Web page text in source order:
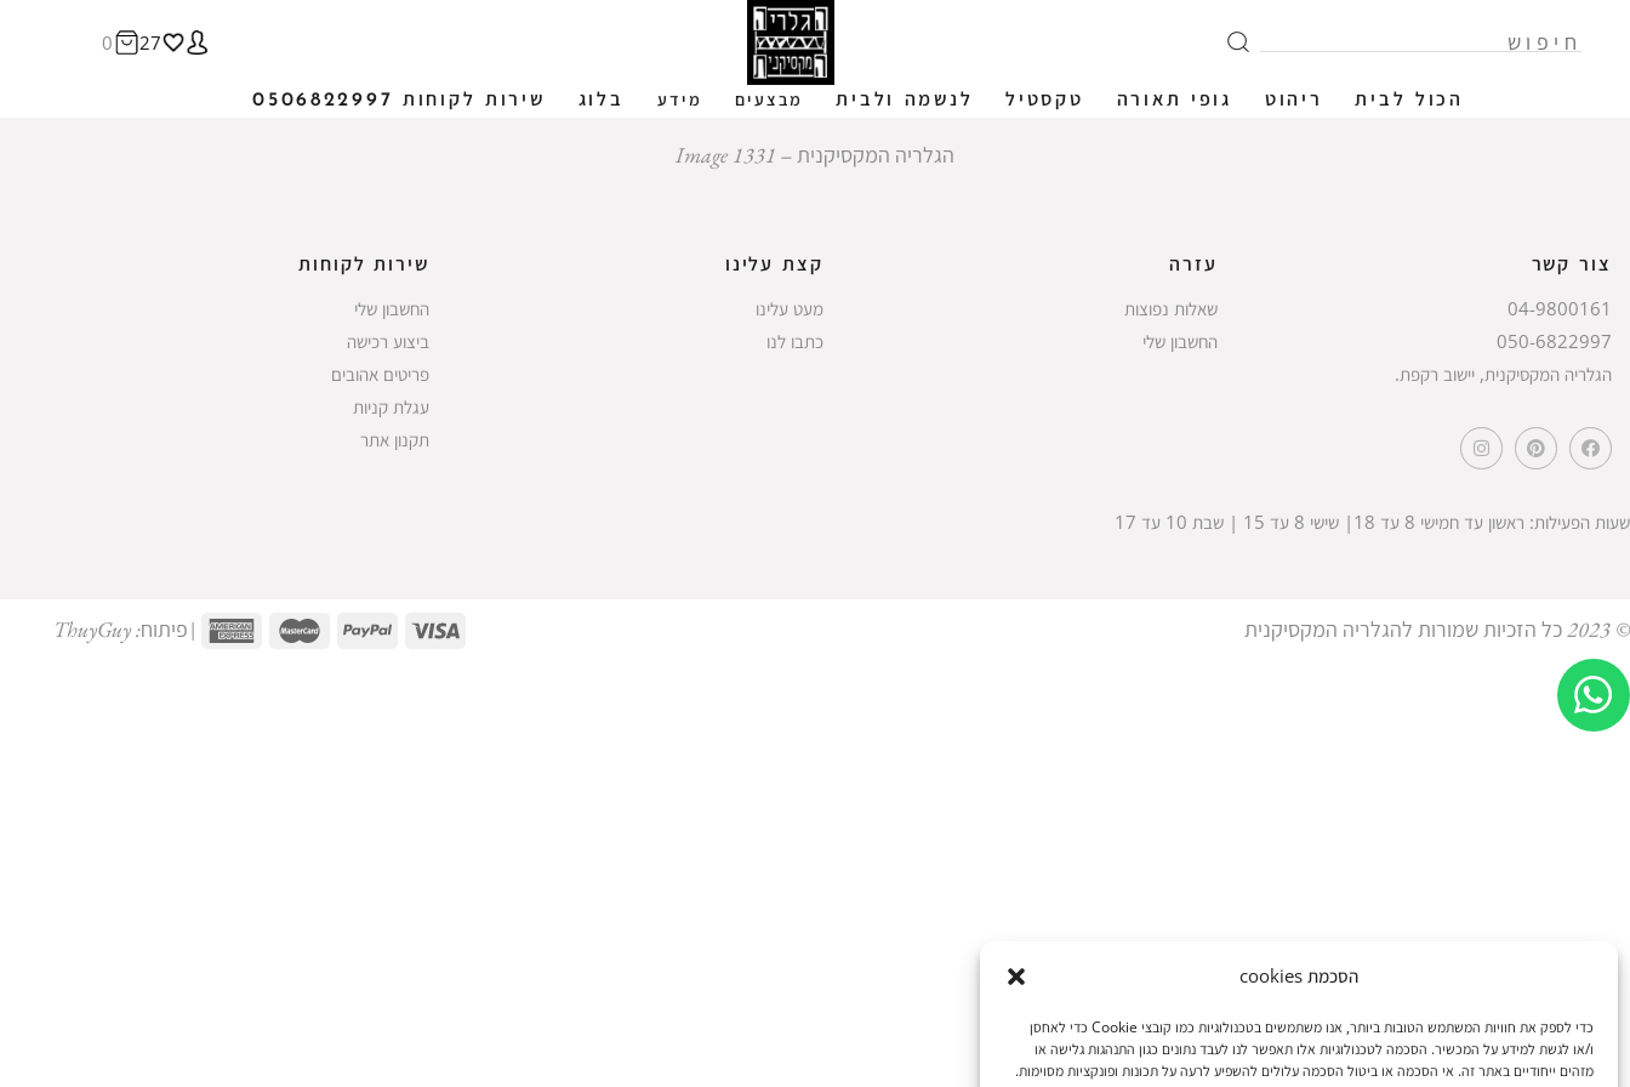
הסכמת cookies
כדי לספק את חוויות המשתמש הטובות ביותר, אנו משתמשים בטכנולוגיות כמו קובצי Cookie כדי לאחסן
ו/או לגשת למידע על המכשיר. הסכמה לטכנולוגיות אלו תאפשר לנו לעבד נתונים כגון התנהגות גלישה או
מזהים ייחודיים באתר זה. אי הסכמה או ביטול הסכמה עלולים להשפיע לרעה על תכונות ופונקציות מסוימות.
הכול לבית ריהוט גופי תאורה טקסטיל לנשמה ולבית מבצעים מידע בלוג שירות לקוחות 0506822997
27
0
הגלריה המקסיקנית ‒
Image 1331
צור קשר
04-9800161
050-6822997
הגלריה המקסיקנית, יישוב רקפת.
עזרה
שאלות נפוצות
החשבון שלי
קצת עלינו
מעט עלינו
כתבו לנו
שירות לקוחות
החשבון שלי
ביצוע רכישה
פריטים אהובים
עגלת קניות
תקנון אתר
שעות הפעילות: ראשון עד חמישי 8 עד 18| שישי 8 עד 15 | שבת 10 עד 17
© 2023 כל הזכיות שמורות להגלריה המקסיקנית | פיתוח: ThuyGuy